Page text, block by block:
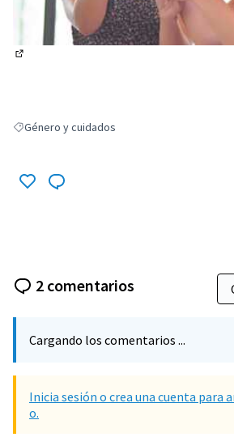
Resultados al filtrar por: Género y cuidados
Género y cuidados
2 comentarios
Cargando los comentarios ...
Inicia sesión o crea una cuenta para
o.